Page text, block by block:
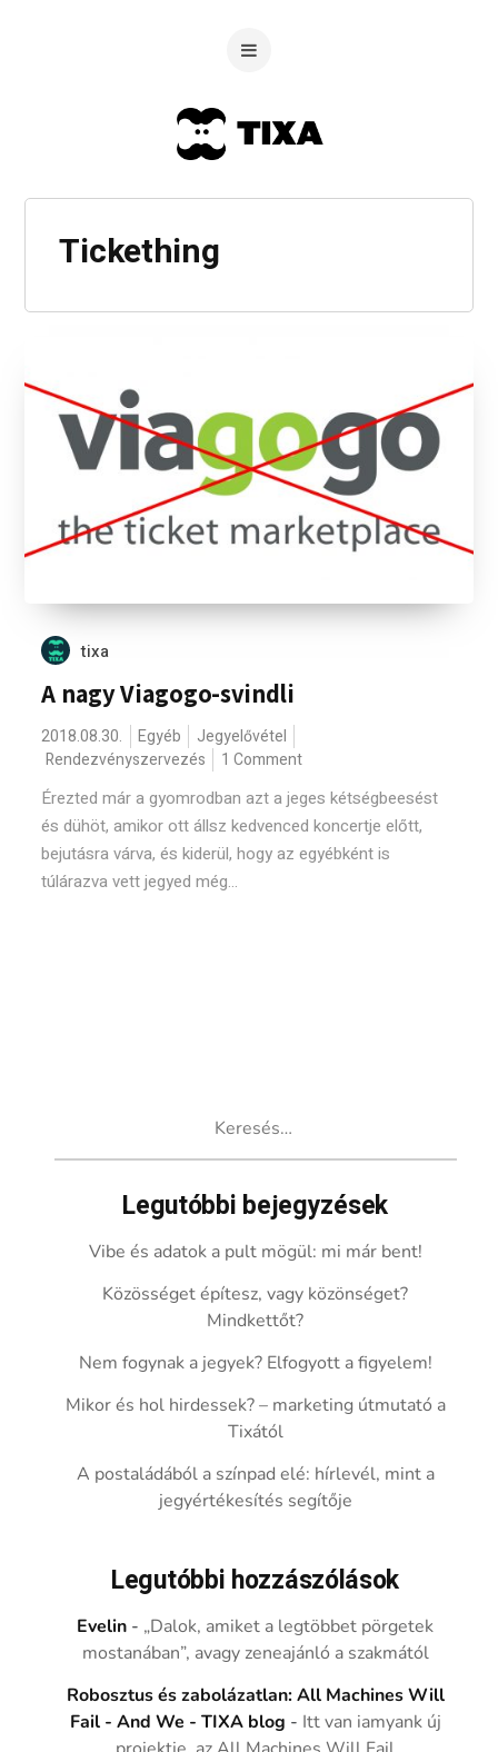
Tickething
tixa
A nagy Viagogo-svindli
2018.08.30. Egyéb
Jegyelővétel
Rendezvényszervezés
1 Comment
Érezted már a gyomrodban azt a jeges kétségbeesést
és dühöt, amikor ott állsz kedvenced koncertje előtt,
bejutásra várva, és kiderül, hogy az egyébként is
túlárazva vett jegyed még...
Legutóbbi bejegyzések
Vibe és adatok a pult mögül: mi már bent!
Közösséget építesz, vagy közönséget?
Mindkettőt?
Nem fogynak a jegyek? Elfogyott a figyelem!
Mikor és hol hirdessek? – marketing útmutató a
Tixától
A postaládából a színpad elé: hírlevél, mint a
jegyértékesítés segítője
Legutóbbi hozzászólások
Evelin - „Dalok, amiket a legtöbbet pörgetek
mostanában”, avagy zeneajánló a szakmától
Robosztus és zabolázatlan: All Machines Will
Fail - And We - TIXA blog - Itt van iamyank új